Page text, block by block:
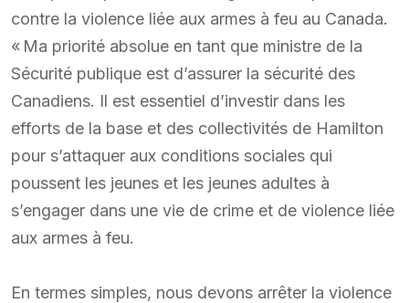
contre la violence liée aux armes à feu au Canada.
« Ma priorité absolue en tant que ministre de la
Sécurité publique est d’assurer la sécurité des
Canadiens. Il est essentiel d’investir dans les
efforts de la base et des collectivités de Hamilton
pour s’attaquer aux conditions sociales qui
poussent les jeunes et les jeunes adultes à
s’engager dans une vie de crime et de violence liée
aux armes à feu.
En termes simples, nous devons arrêter la violence